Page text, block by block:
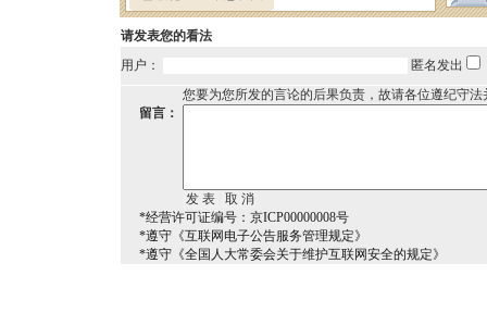
请发表您的看法
用户：
匿名发出
您要为您所发的言论的后果负责，故请各位遵纪守
留言：
*经营许可证编号：京ICP00000008号
*遵守《互联网电子公告服务管理规定》
*遵守《全国人大常委会关于维护互联网安全的规定》